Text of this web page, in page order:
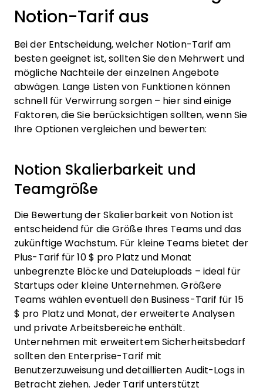
Notion-Tarif aus
Bei der Entscheidung, welcher Notion-Tarif am
besten geeignet ist, sollten Sie den Mehrwert und
mögliche Nachteile der einzelnen Angebote
abwägen. Lange Listen von Funktionen können
schnell für Verwirrung sorgen – hier sind einige
Faktoren, die Sie berücksichtigen sollten, wenn Sie
Ihre Optionen vergleichen und bewerten:
Notion Skalierbarkeit und
Teamgröße
Die Bewertung der Skalierbarkeit von Notion ist
entscheidend für die Größe Ihres Teams und das
zukünftige Wachstum. Für kleine Teams bietet der
Plus-Tarif für 10 $ pro Platz und Monat
unbegrenzte Blöcke und Dateiuploads – ideal für
Startups oder kleine Unternehmen. Größere
Teams wählen eventuell den Business-Tarif für 15
$ pro Platz und Monat, der erweiterte Analysen
und private Arbeitsbereiche enthält.
Unternehmen mit erweitertem Sicherheitsbedarf
sollten den Enterprise-Tarif mit
Benutzerzuweisung und detaillierten Audit-Logs in
Betracht ziehen. Jeder Tarif unterstützt